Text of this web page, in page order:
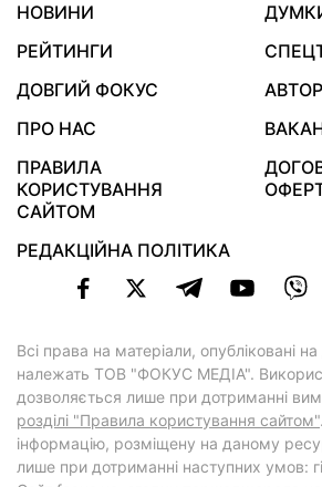
НОВИНИ
РЕЙТИНГИ
ДОВГИЙ ФОКУС
ПРО НАС
ПРАВИЛА
КОРИСТУВАННЯ
САЙТОМ
РЕДАКЦІЙНА ПОЛІТИКА
Всі права на матеріали, опубліковані
належать ТОВ "ФОКУС МЕДІА".
дозволяється лише при дотриманні
розділі "Правила користування сайтом"
інформацію, розміщену на даному
лише при дотриманні наступних умов: